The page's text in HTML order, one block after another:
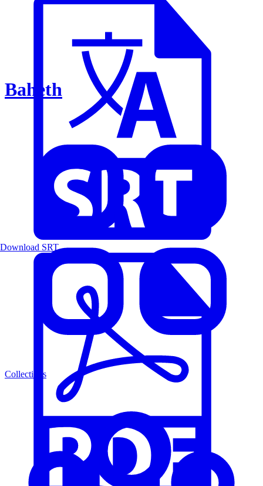
Baheth
Collections
Download SRT